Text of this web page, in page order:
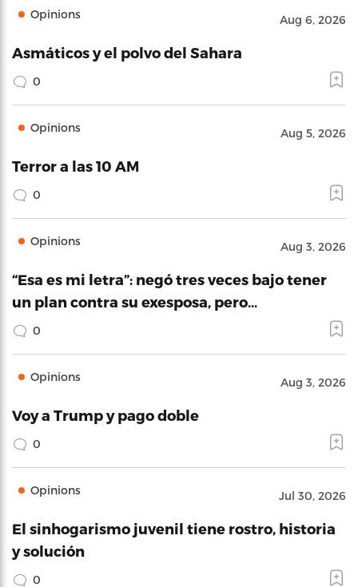
Opinions Aug 6, 2026
Asmáticos y el polvo del Sahara
0
Opinions Aug 5, 2026
Terror a las 10 AM
0
Opinions Aug 3, 2026
“Esa es mi letra”: negó tres veces bajo tener
un plan contra su exesposa, pero…
0
Opinions Aug 3, 2026
Voy a Trump y pago doble
0
Opinions Jul 30, 2026
El sinhogarismo juvenil tiene rostro, historia
y solución
0